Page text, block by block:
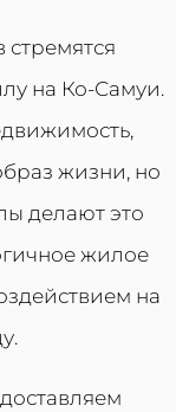
на Ко-Самуи.
жизни, но
делают это
жилое
на